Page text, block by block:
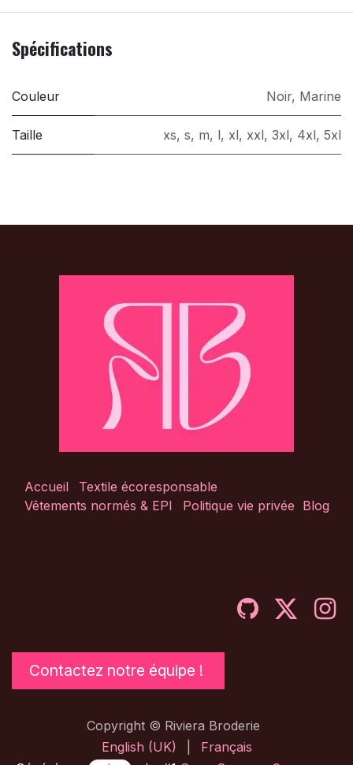
Spécifications
Couleur Noir, Marine
Taille xs, s, m, l, xl, xxl, 3xl, 4xl, 5xl
Accueil
Textile écoresponsable
Vêtements normés & EPI
Politique vie privée Blog
Contactez notre équipe !
Copyright © Riviera Broderie
English (UK)
Français